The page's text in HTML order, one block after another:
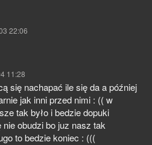
22:06
11:28
się nachapać ile się da a później
jak inni przed nimi : (( w
tak było i bedzie dopuki
obudzi bo juz nasz tak
to bedzie koniec : (((